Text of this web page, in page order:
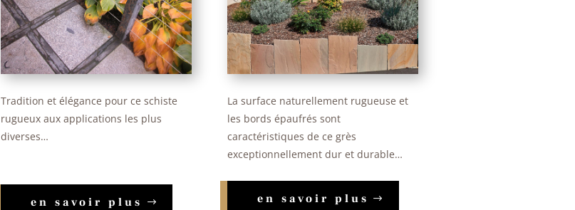
Tradition et élégance pour ce schiste
rugueux aux applications les plus
diverses…
en savoir plus
La surface naturellement rugueuse et
les bords épaufrés sont
caractéristiques de ce grès
exceptionnellement dur et durable…
en savoir plus